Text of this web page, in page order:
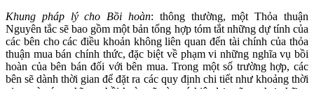
Khung pháp lý cho Bồi hoàn: thông thường, một Thỏa thuận
Nguyên tắc sẽ bao gồm một bản tổng hợp tóm tắt những dự tính của
các bên cho các điều khoản không liên quan đến tài chính của thỏa
thuận mua bán chính thức, đặc biệt về phạm vi những nghĩa vụ bồi
hoàn của bên bán đối với bên mua. Trong một số trường hợp, các
bên sẽ dành thời gian để đặt ra các quy định chi tiết như khoảng thời